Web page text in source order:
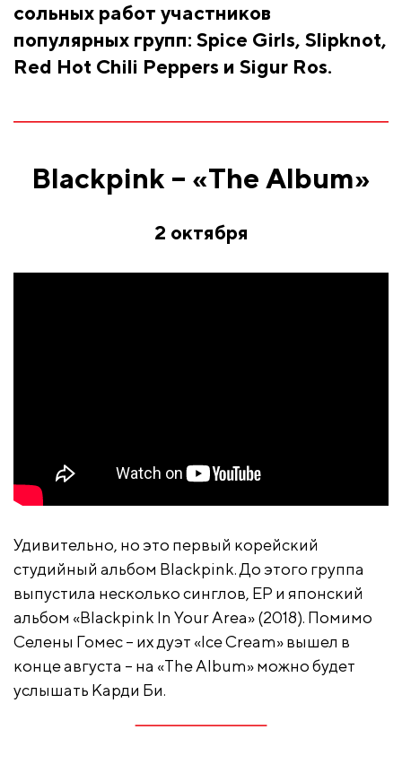
сольных работ участников
популярных групп: Spice Girls, Slipknot,
Red Hot Chili Peppers и Sigur Ros.
Blackpink – «The Album»
2 октября
Удивительно, но это первый корейский
студийный альбом Blackpink. До этого группа
выпустила несколько синглов, EP и японский
альбом «Blackpink In Your Area» (2018). Помимо
Селены Гомес – их дуэт «Ice Cream» вышел в
конце августа – на «The Album» можно будет
услышать Карди Би.